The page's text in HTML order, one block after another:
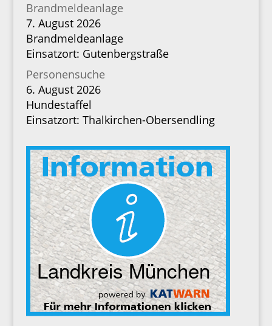
Brandmeldeanlage
7. August 2026
Brandmeldeanlage
Einsatzort: Gutenbergstraße
Personensuche
6. August 2026
Hundestaffel
Einsatzort: Thalkirchen-Obersendling